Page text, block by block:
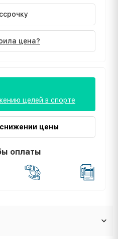
цена?
целей в спорте
цены
оплаты